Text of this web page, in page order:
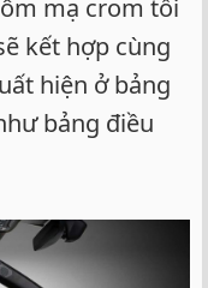
mạ crom tối
kết hợp cùng
hiện ở bảng
bảng điều